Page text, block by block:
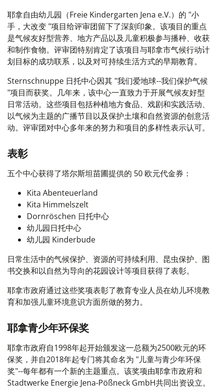
耶拿自由幼儿园（Freie Kindergarten Jena e.V.）的 "小
手，大改变 "项目给评审团留下了深刻印象。该项目的重点
是气候友好型营养、地方产品以及儿童积极参与播种、收获
和制作食物。评审团特别肯定了该项目与耶拿市气候行动计
划目标的成功联系，以及对可持续生活方式的早期教育。
Sternschnuppe 日托中心因其 "我们爱地球--我们保护气候
"项目而获奖。几年来，该中心一直致力于开展气候友好型
日常活动。这些项目包括种植地方食品、戏剧和实践活动、
以气候为主题的广播节目以及保护土壤和自然资源的创意活
动。评审团对中心多年来的努力和项目的多样性表示认可。
表彰
五个中心获得了塔尔斯坦苗圃提供的 50 欧元代金券：
Kita Abenteuerland
Kita Himmelszelt
Dornröschen 日托中心
幼儿园日托中心
幼儿园 Kinderbude
日常生活中的气候保护、资源的可持续利用、昆虫保护、图
书交换和以自然为导向的花园设计等项目获得了表彰。
耶拿市政府通过这些奖项表彰了教育专业人员在幼儿环境教
育和加强儿童环境意识方面所做的努力。
耶拿青少年环保奖
耶拿市政府自1998年起开始颁发这一总额为2500欧元的环
保奖，并自2018年起专门将其命名为 "儿童与青少年环保
奖"--每年都有一个新的主题重点。该奖项由耶拿市政府和
Stadtwerke Energie Jena-Pößneck GmbH共同出资设立。